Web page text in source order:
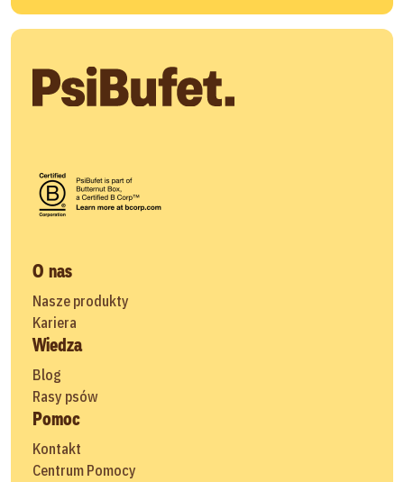
O nas
Nasze produkty
Kariera
Wiedza
Blog
Rasy psów
Pomoc
Kontakt
Centrum Pomocy